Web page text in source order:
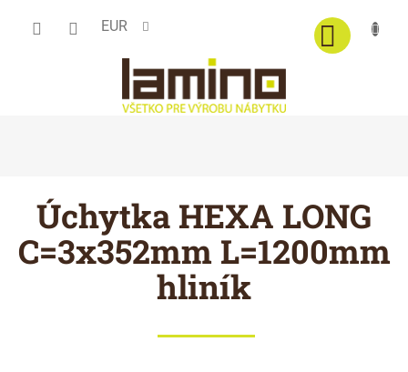
EUR
Úchytka HEXA LONG
C=3x352mm L=1200mm
hliník